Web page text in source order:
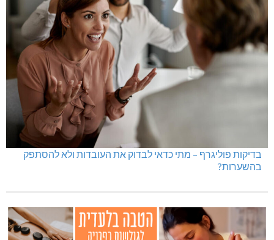
בדיקות פוליגרף – מתי כדאי לבדוק את העובדות ולא להסתפק
בהשערות?